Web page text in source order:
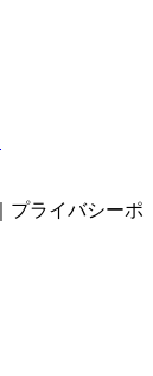
プライバシーポ